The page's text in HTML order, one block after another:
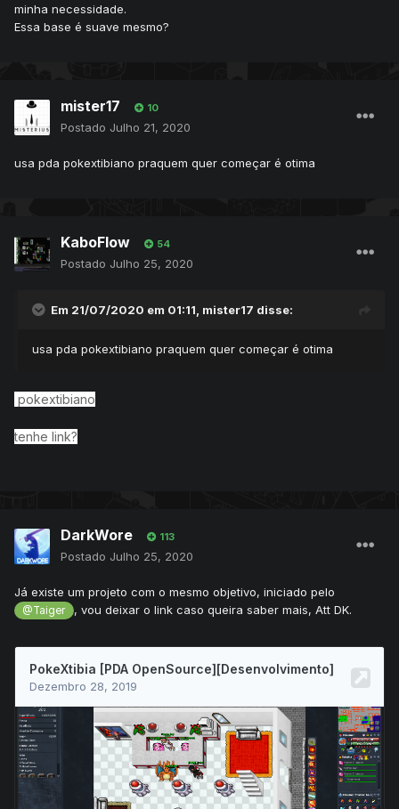
minha necessidade.
Essa base é suave mesmo?
mister17 10
Postado Julho 21, 2020
usa pda pokextibiano praquem quer começar é otima
KaboFlow 54
Postado Julho 25, 2020
Em 21/07/2020 em 01:11, mister17 disse:
usa pda pokextibiano praquem quer começar é otima
pokextibiano
tenhe link?
DarkWore 113
Postado Julho 25, 2020
Já existe um projeto com o mesmo objetivo, iniciado pelo
@Taiger , vou deixar o link caso queira saber mais, Att DK.